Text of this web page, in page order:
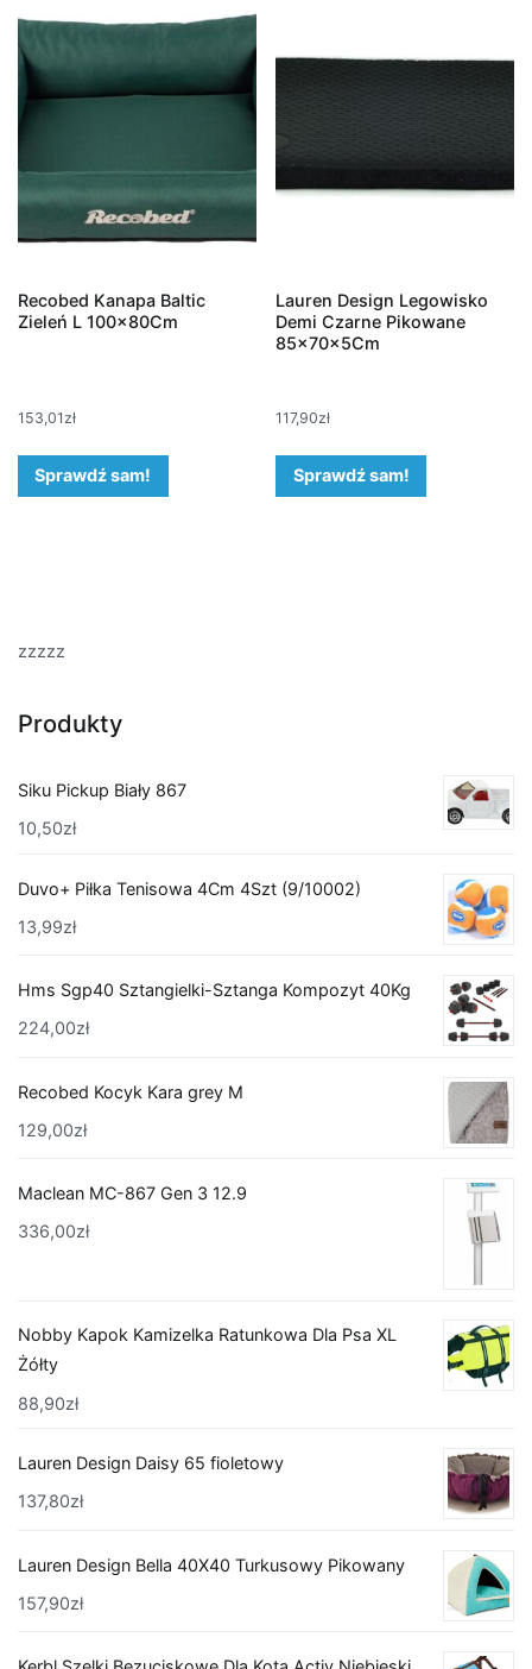
Recobed Kanapa Baltic
Zieleń L 100x80Cm
153,01 zł
Sprawdź sam!
Lauren Design Legowisko
Demi Czarne Pikowane
85x70x5Cm
117,90zł
Sprawdź sam!
zzzzz
Produkty
Siku Pickup Biały 867
10,50zł
Duvo+ Piłka Tenisowa 4Cm 4Szt (9/10002)
13,99zł
Hms Sgp40 Sztangielki-Sztanga Kompozyt 40Kg
224,00zł
Recobed Kocyk Kara grey M
129,00zł
Maclean MC-867 Gen 3 12.9
336,00zł
Nobby Kapok Kamizelka Ratunkowa Dla Psa XL
Żółty
88,90zł
Lauren Design Daisy 65 fioletowy
137,80zł
Lauren Design Bella 40X40 Turkusowy Pikowany
157,90zł